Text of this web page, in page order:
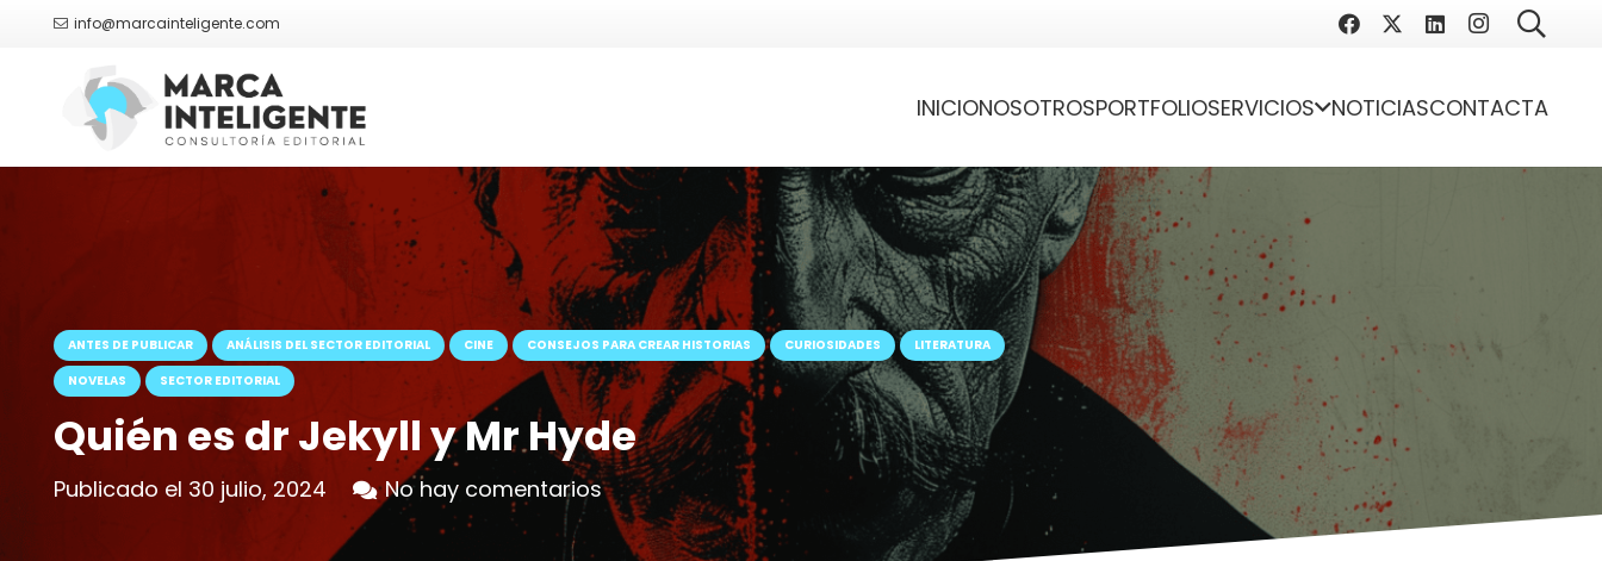
info@marcainteligente.com
INICIONOSOTROSPORTFOLIOSERVICIOS NOTICIASCONTACTA
ANTES DE PUBLICAR ANÁLISIS DEL SECTOR EDITORIAL CINE CONSEJOS PARA CREAR HISTORIAS CURIOSIDADES
LITERATURA
NOVELAS
SECTOR EDITORIAL
Quién es dr Jekyll y Mr Hyde
Publicado el 30 julio, 2024 No hay comentarios